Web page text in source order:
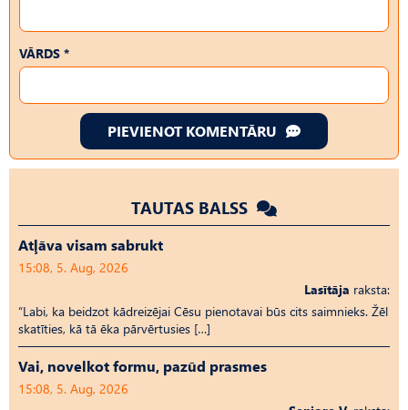
VĀRDS *
PIEVIENOT KOMENTĀRU
TAUTAS BALSS
Atļāva visam sabrukt
15:08, 5. Aug, 2026
Lasītāja raksta:
“Labi, ka beidzot kādreizējai Cēsu pienotavai būs cits saimnieks. Žēl
skatīties, kā tā ēka pārvērtusies […]
Vai, novelkot formu, pazūd prasmes
15:08, 5. Aug, 2026